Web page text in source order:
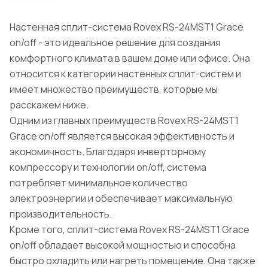
Настенная сплит-система Rovex RS-24MST1 Grace
on/off - это идеальное решение для создания
комфортного климата в вашем доме или офисе. Она
относится к категории настенных сплит-систем и
имеет множество преимуществ, которые мы
расскажем ниже.
Одним из главных преимуществ Rovex RS-24MST1
Grace on/off является высокая эффективность и
экономичность. Благодаря инверторному
компрессору и технологии on/off, система
потребляет минимальное количество
электроэнергии и обеспечивает максимальную
производительность.
Кроме того, сплит-система Rovex RS-24MST1 Grace
on/off обладает высокой мощностью и способна
быстро охладить или нагреть помещение. Она также